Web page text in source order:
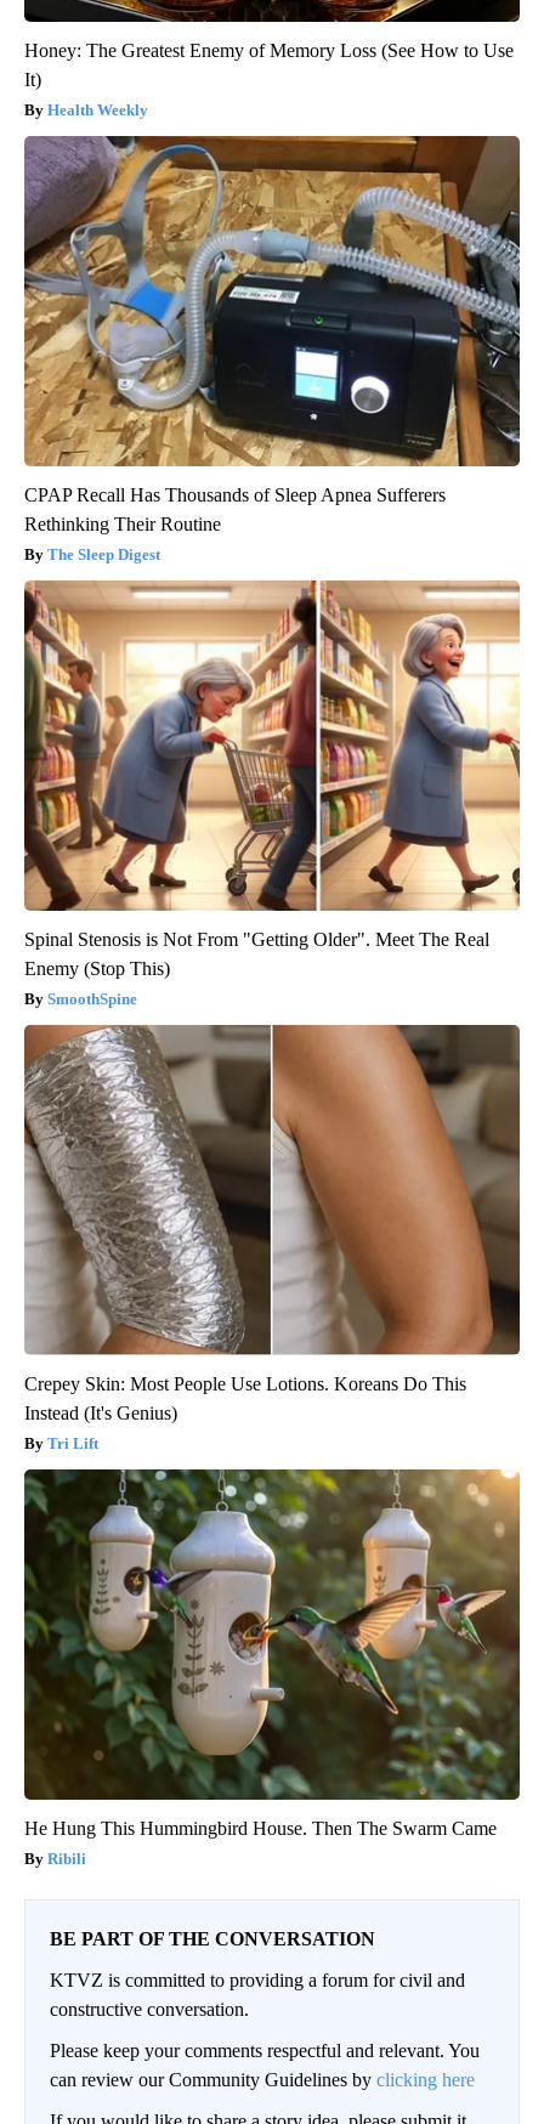
Honey: The Greatest Enemy of Memory Loss (See How to Use
It)
Health Weekly
CPAP Recall Has Thousands of Sleep Apnea Sufferers
Rethinking Their Routine
The Sleep Digest
Spinal Stenosis is Not From "Getting Older". Meet The Real
Enemy (Stop This)
SmoothSpine
Crepey Skin: Most People Use Lotions. Koreans Do This
Instead (It's Genius)
Tri Lift
He Hung This Hummingbird House. Then The Swarm Came
Ribili
BE PART OF THE CONVERSATION
KTVZ is committed to providing a forum for civil and
constructive conversation.
Please keep your comments respectful and relevant. You
can review our Community Guidelines by clicking here